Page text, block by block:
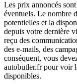
Les prix annoncés
éventuels. Le nombre
potentielles et la
depuis votre dernière
reçu des
des e-mails, des
conséquent, vous
autobutler.fr pour voir
disponibles.